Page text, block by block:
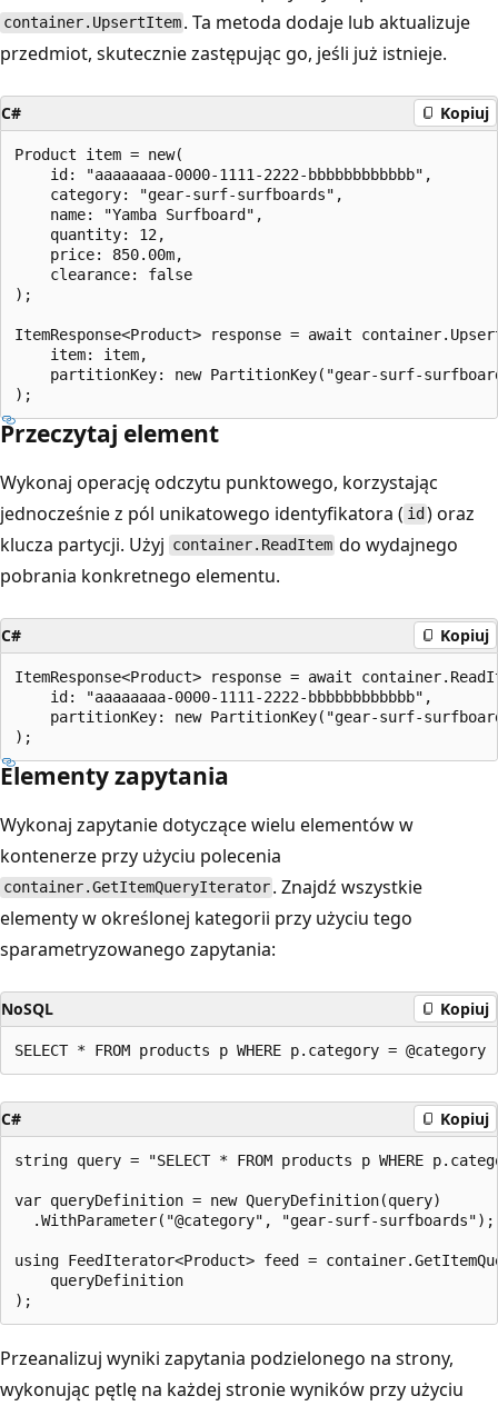
container.UpsertItem . Ta metoda dodaje lub aktualizuje
przedmiot, skutecznie zastępując go, jeśli już istnieje.
C# Kopiuj
Product item = new(
    id: "aaaaaaaa-0000-1111-2222-bbbbbbbbbbbb",
    category: "gear-surf-surfboards",
    name: "Yamba Surfboard",
    quantity: 12,
    price: 850.00m,
    clearance: false
);
ItemResponse<Product> response = await
    item: item,
partitionKey: new PartitionKey("gear-surf-
Przeczytaj element
Wykonaj operację odczytu punktowego, korzystając
jednocześnie z pól unikatowego identyfikatora ( id ) oraz
klucza partycji. Użyj container.ReadItem do wydajnego
pobrania konkretnego elementu.
C# Kopiuj
ItemResponse<Product> response = await
    id: "aaaaaaaa-0000-1111-2222-bbbbbbbbbbbb",
partitionKey: new PartitionKey("gear-surf-
Elementy zapytania
Wykonaj zapytanie dotyczące wielu elementów w
kontenerze przy użyciu polecenia
container.GetItemQueryIterator . Znajdź wszystkie
elementy w określonej kategorii przy użyciu tego
sparametryzowanego zapytania:
NoSQL Kopiuj
C# Kopiuj
string query = "SELECT * FROM products p WHERE
var queryDefinition = new QueryDefinition(query)
  .WithParameter("@category", "gear-surf-surfboards");
using FeedIterator<Product> feed =
    queryDefinition
Przeanalizuj wyniki zapytania podzielonego na strony,
wykonując pętlę na każdej stronie wyników przy użyciu